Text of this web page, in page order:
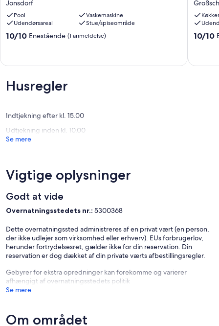
house
for
12
guests
Jonsdorf
Pool
Vaskemaskine
Udendørsareal
Stue/spiseområde
10.0
(1
anmeldelse)
10/10 Enestående (1 anmeldelse)
der
für
4-
10.0
10/10
Husregler
Indtjekning efter kl. 15.00
Udtjekning inden kl. 10.00
Se mere
Vigtige oplysninger
Godt at vide
Overnatningsstedets nr.: 5300368
Dette overnatningssted administreres af en privat vært (en person,
der ikke udlejer som virksomhed eller erhverv). EUs forbrugerlov,
herunder fortrydelsesret, gælder ikke for din reservation. Din
reservation er dog dækket af din private værts afbestillingsregler.
Gebyrer for ekstra opredninger kan forekomme og varierer
afhængigt af overnatningsstedets politik
Se mere
Om området